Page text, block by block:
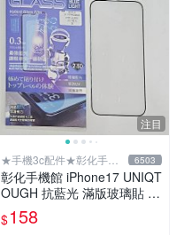
注目
★手機3c配件★彰化手機
館
6503
彰化手機館 iPhone17 UNIQT
OUGH 抗藍光 滿版玻璃貼 iP
hone17ProMax i17 防紫光
$158